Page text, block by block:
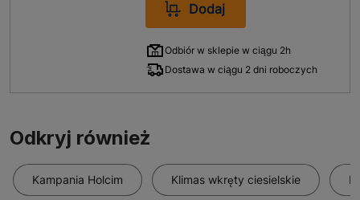
Dodaj
Odbiór w sklepie w ciągu 2h
Dostawa w ciągu 2 dni roboczych
Odkryj również
Kampania Holcim Klimas wkręty ciesielskie